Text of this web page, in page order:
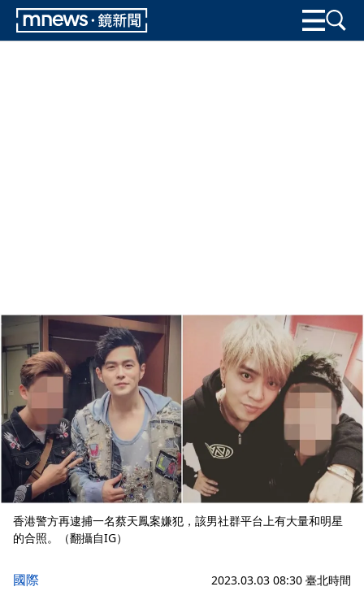
香港警方再逮捕一名蔡天鳳案嫌犯，該男社群平台上有大量和明星
的合照。（翻攝自IG）
國際 2023.03.03 08:30 臺北時間